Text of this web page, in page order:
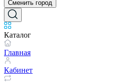
Сменить город
Каталог
Главная
Кабинет